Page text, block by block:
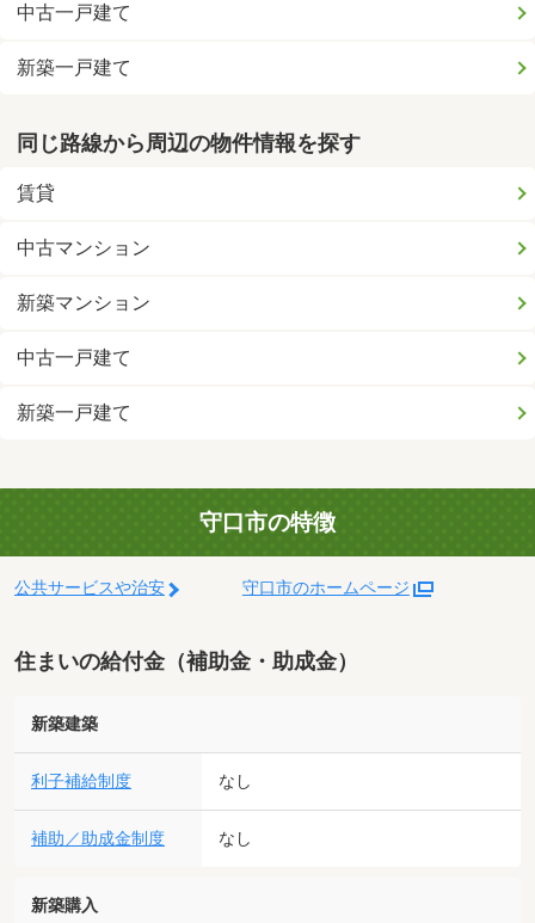
中古一戸建て
新築一戸建て
同じ路線から周辺の物件情報を探す
賃貸
中古マンション
新築マンション
中古一戸建て
新築一戸建て
守口市の特徴
公共サービスや治安 守口市のホームページ
住まいの給付金（補助金・助成金）
新築建築
利子補給制度 なし
補助／助成金制度 なし
新築購入